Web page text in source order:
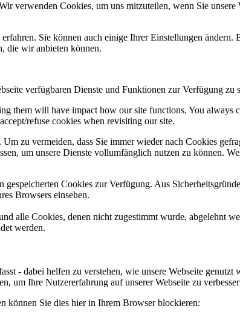
verwenden Cookies, um uns mitzuteilen, wenn Sie
Sie können auch einige Ihrer Einstellungen
die wir anbieten können.
verfügbaren Dienste und Funktionen zur Verfügung zu
them will have impact how our site functions. You
refuse cookies when revisiting our site.
zu vermeiden, dass Sie immer wieder nach Cookies
um unsere Dienste vollumfänglich nutzen zu können.
Cookies zur Verfügung. Aus
Browsers einsehen.
alle Cookies, denen nicht zugestimmt wurde, abgelehnt
werden.
- dabei helfen zu verstehen, wie unsere Webseite
um Ihre Nutzererfahrung auf unserer Webseite zu
können Sie dies hier in Ihrem Browser blockieren: